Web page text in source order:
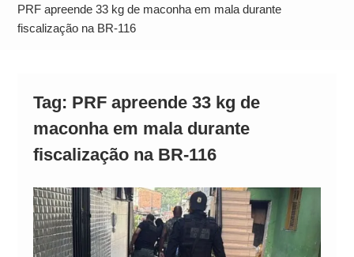
Alto
PRF apreende 33 kg de maconha em mala durante
fiscalização na BR-116
Tag: PRF apreende 33 kg de
maconha em mala durante
fiscalização na BR-116